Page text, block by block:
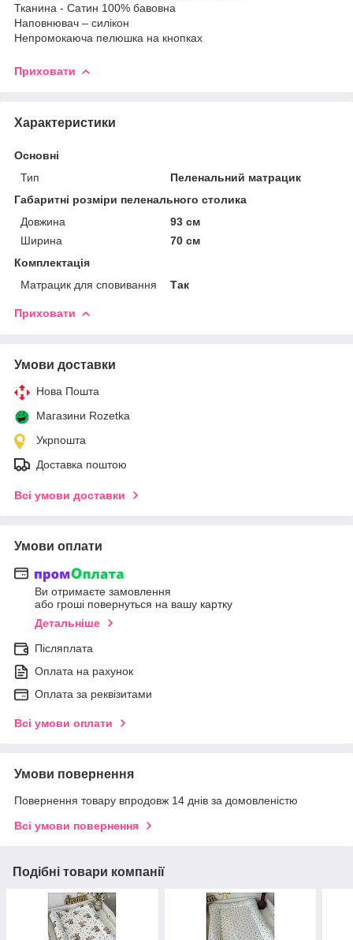
Тканина - Сатин 100% бавовна
Наповнювач – силікон
Непромокаюча пелюшка на кнопках
Приховати
Характеристики
Основні
Тип
Пеленальний матрацик
Габаритні розміри пеленального столика
Довжина
93 см
Ширина
70 см
Комплектація
Матрацик для сповивання
Так
Приховати
Умови доставки
Нова Пошта
Магазини Rozetka
Укрпошта
Доставка поштою
Всі умови доставки
Умови оплати
Ви отримаєте замовлення
або гроші повернуться на вашу картку
Детальніше
Післяплата
Оплата на рахунок
Оплата за реквізитами
Всі умови оплати
Умови повернення
Повернення товару впродовж 14 днів за домовленістю
Всі умови повернення
Подібні товари компанії